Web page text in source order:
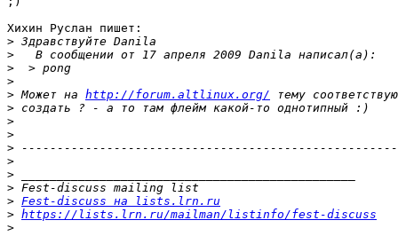
Хихин Руслан пишет:
>
>
>
>
> Может на http://forum.altlinux.org/
>
>
>
>
>
>
>
> Fest-discuss на lists.lrn.ru
> https://lists.lrn.ru/mailman/listinfo/fest-discuss
>